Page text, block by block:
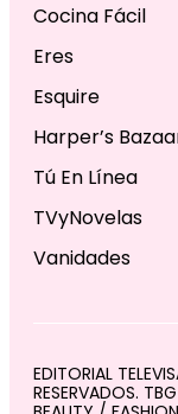
Cocina Fácil
Eres
Esquire
Harper’s
Tú En Línea
TVyNovelas
Vanidades
EDITORIAL
RESERVADOS.